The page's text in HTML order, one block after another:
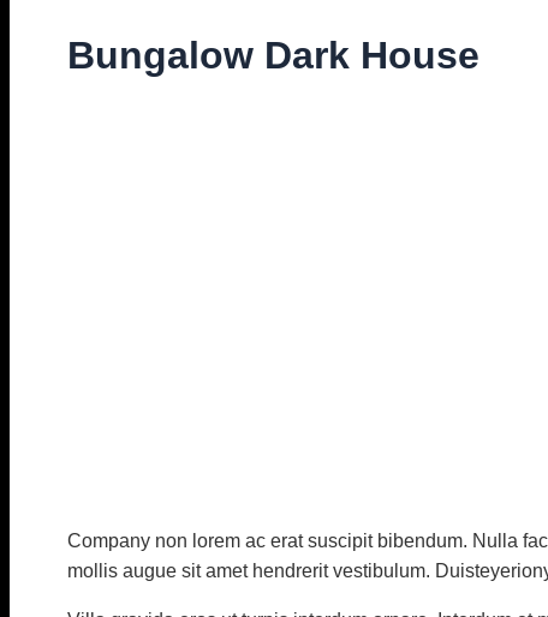
Bungalow Dark House
Company non lorem ac erat suscipit bibendum. Nulla
mollis augue sit amet hendrerit vestibulum.